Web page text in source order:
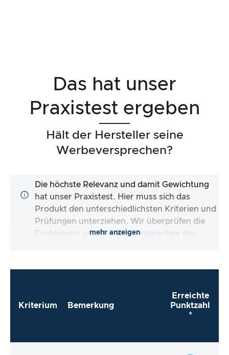
Das hat unser
Praxistest ergeben
Hält der Hersteller seine
Werbeversprechen?
Die höchste Relevanz und damit Gewichtung
hat unser Praxistest. Hier muss sich das
Produkt den unterschiedlichsten Kriterien und
Prüfungen unterziehen. Wir überprüfen die
Funktionen und Produktversprechen des
mehr anzeigen
Kriterium Bemerkung
Erreichte
Punktzahl
*